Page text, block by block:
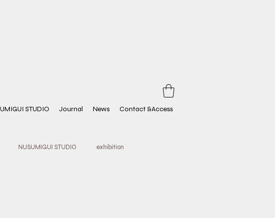
STUDIO Journal News Contact &Access
NUSUMIGUI STUDIO exhibition